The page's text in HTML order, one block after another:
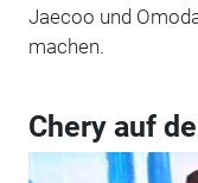
Jaecoo und
machen.
Chery auf